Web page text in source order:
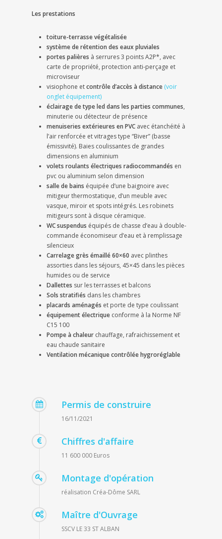
Les prestations
toiture-terrasse végétalisée
système de rétention des eaux pluviales
portes palières à serrures 3 points A2P*, avec
carte de propriété, protection anti-perçage et
microviseur
visiophone etcontrôle d’accès à distance (voir
onglet équipement)
éclairage de type led dans les parties communes,
minuterie ou détecteur de présence
menuiseries extérieures en PVC avec étanchéité à
l’air renforcée et vitrages type “Biver” (basse
émissivité). Baies coulissantes de grandes
dimensions en aluminium
volets roulants électriques radiocommandés en
pvc ou aluminium selon dimension
salle de bains équipée d’une baignoire avec
mitigeur thermostatique, d’un meuble avec
vasque, miroir et spots intégrés. Les robinets
mitigeurs sont à disque céramique.
WC suspendus équipés de chasse d’eau à double-
commande économiseur d’eau et à remplissage
silencieux
Carrelage grès émaillé 60×60 avec plinthes
assorties dans les séjours, 45×45 dans les pièces
humides ou de service
Dallettes sur les terrasses et balcons
Sols stratifiés dans les chambres
placards aménagés et porte de type coulissant
équipement électrique conforme à la Norme NF
C15 100
Pompe à chaleur chauffage, rafraichissement et
eau chaude sanitaire
Ventilation mécanique contrôlée hygroréglable
Permis de construire
16/11/2021
Chiffres d'affaire
11 600 000 Euros
Montage d'opération
réalisation Créa-Dôme SARL
Maître d'Ouvrage
SSCV LE 33 ST ALBAN